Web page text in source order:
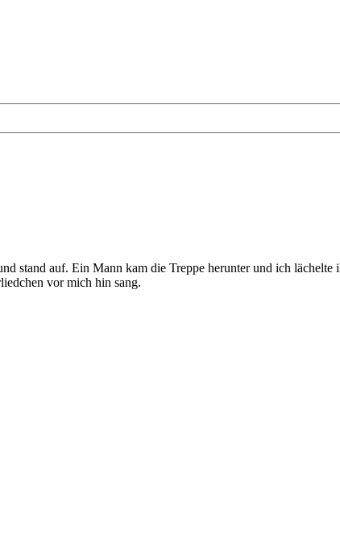
stand auf. Ein Mann kam die Treppe herunter und ich
vor mich hin sang.